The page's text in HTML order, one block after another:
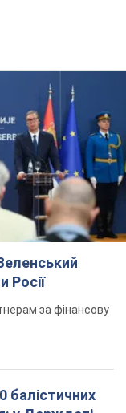
Росії
за фінансову
балістичних